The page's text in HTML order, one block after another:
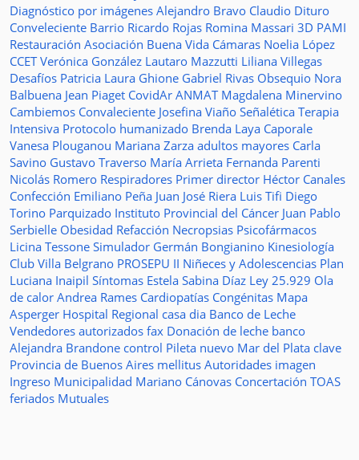
Diagnóstico por imágenes Alejandro Bravo Claudio Dituro
Conveleciente Barrio Ricardo Rojas Romina Massari 3D PAMI
Restauración Asociación Buena Vida Cámaras Noelia López
CCETVerónica González Lautaro Mazzutti Liliana Villegas
Desafíos Patricia Laura Ghione Gabriel Rivas Obsequio Nora
Balbuena Jean Piaget CovidAr ANMAT Magdalena Minervino
Cambiemos Convaleciente Josefina Viaño Señalética Terapia
Intensiva Protocolo humanizado Brenda Laya Caporale
Vanesa Plouganou Mariana Zarza adultos mayores Carla
Savino Gustavo Traverso María Arrieta Fernanda Parenti
Nicolás Romero Respiradores Primer director Héctor Canales
Confección Emiliano Peña Juan José Riera Luis Tifi Diego
Torino Parquizado Instituto Provincial del Cáncer Juan Pablo
Serbielle Obesidad Refacción Necropsias Psicofármacos
Licina Tessone Simulador Germán Bongianino Kinesiología
Club Villa Belgrano PROSEPU II Niñeces y Adolescencias Plan
Luciana Inaipil Síntomas Estela Sabina Díaz Ley 25.929 Ola
de calor Andrea Rames Cardiopatías Congénitas Mapa
Asperger Hospital Regional casa dia Banco de Leche
Vendedores autorizados fax Donación de leche banco
Alejandra Brandone control Pileta nuevo Mar del Plata clave
Provincia de Buenos Aires mellitus Autoridades imagen
Ingreso Municipalidad Mariano Cánovas Concertación TOAS
feriados Mutuales